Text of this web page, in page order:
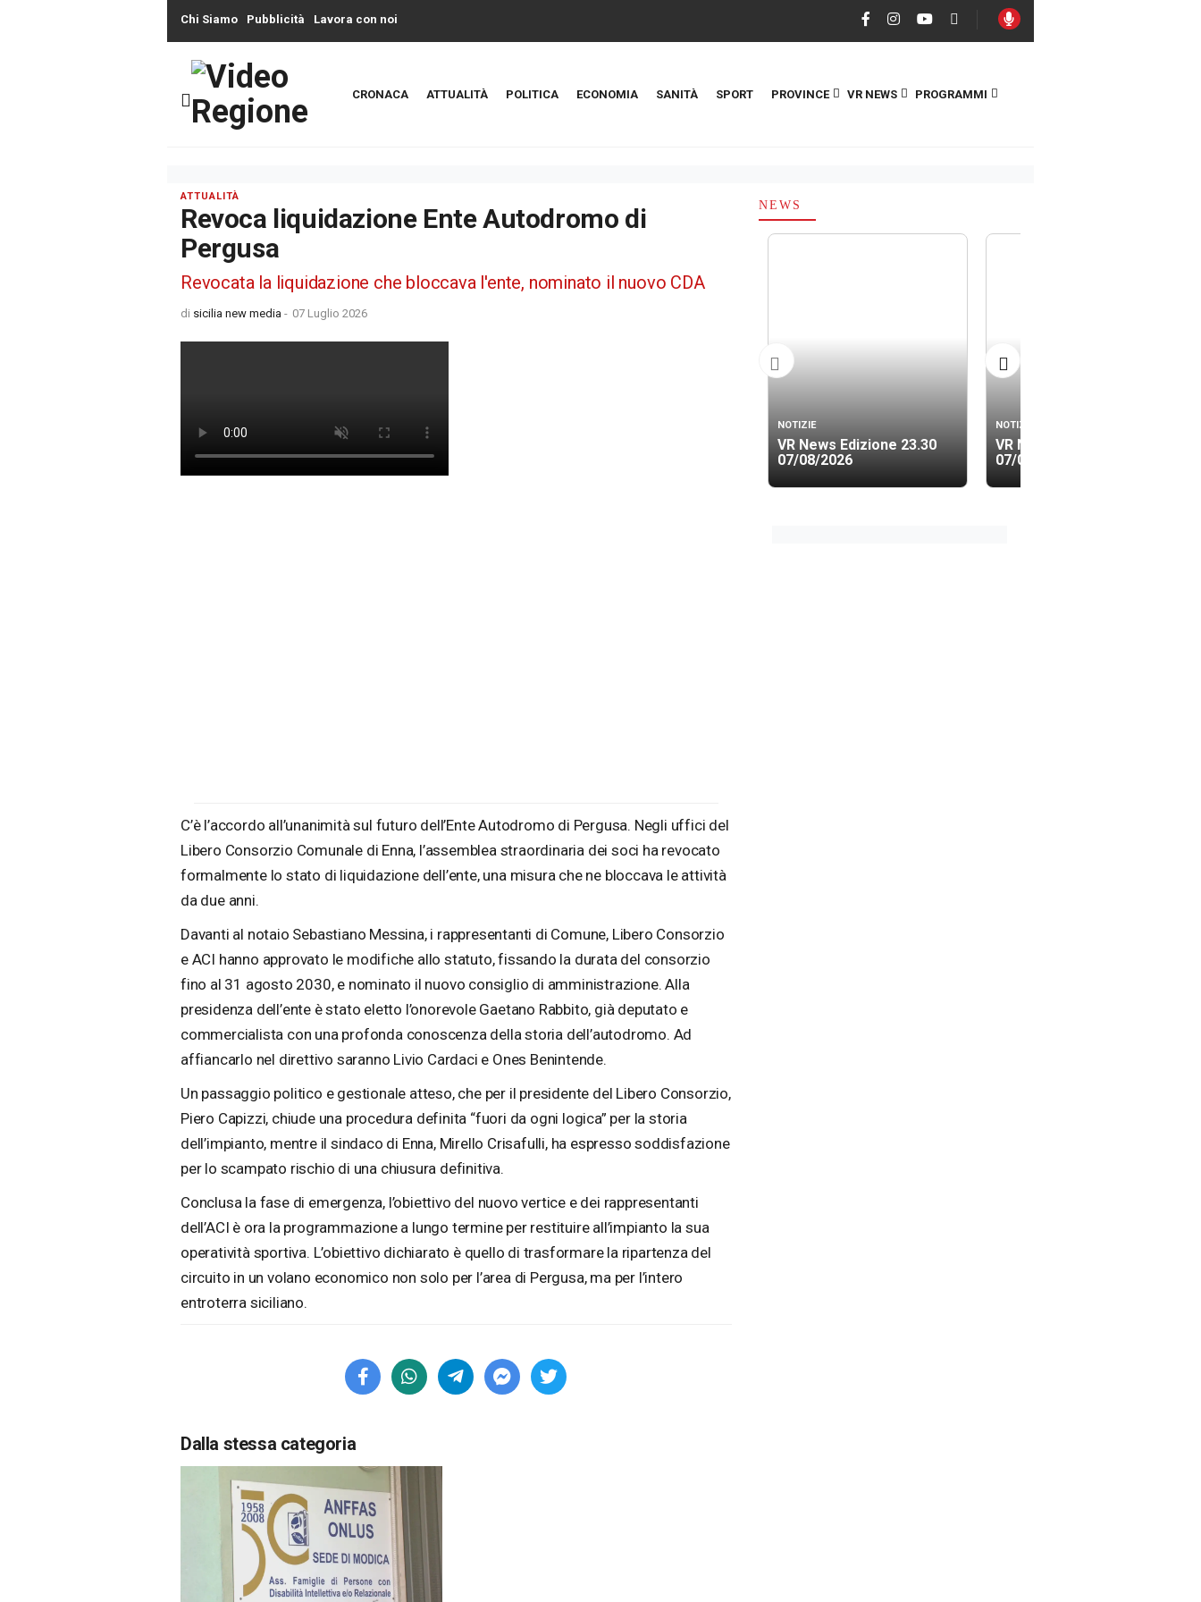
Chi Siamo Pubblicità Lavora con noi
CRONACA ATTUALITÀ POLITICA ECONOMIA SANITÀ SPORT PROVINCE VR NEWS PROGRAMMI
ATTUALITÀ
Revoca liquidazione Ente Autodromo di
Pergusa
Revocata la liquidazione che bloccava l'ente, nominato il nuovo CDA
di sicilia new media - 07 Luglio 2026
C’è l’accordo all’unanimità sul futuro dell’Ente Autodromo di Pergusa. Negli uffici del
Libero Consorzio Comunale di Enna, l’assemblea straordinaria dei soci ha revocato
formalmente lo stato di liquidazione dell’ente, una misura che ne bloccava le attività
da due anni.
Davanti al notaio Sebastiano Messina, i rappresentanti di Comune, Libero Consorzio
e ACI hanno approvato le modifiche allo statuto, fissando la durata del consorzio
fino al 31 agosto 2030, e nominato il nuovo consiglio di amministrazione. Alla
presidenza dell’ente è stato eletto l’onorevole Gaetano Rabbito, già deputato e
commercialista con una profonda conoscenza della storia dell’autodromo. Ad
affiancarlo nel direttivo saranno Livio Cardaci e Ones Benintende.
Un passaggio politico e gestionale atteso, che per il presidente del Libero Consorzio,
Piero Capizzi, chiude una procedura definita “fuori da ogni logica” per la storia
dell’impianto, mentre il sindaco di Enna, Mirello Crisafulli, ha espresso soddisfazione
per lo scampato rischio di una chiusura definitiva.
Conclusa la fase di emergenza, l’obiettivo del nuovo vertice e dei rappresentanti
dell’ACI è ora la programmazione a lungo termine per restituire all’impianto la sua
operatività sportiva. L’obiettivo dichiarato è quello di trasformare la ripartenza del
circuito in un volano economico non solo per l’area di Pergusa, ma per l’intero
entroterra siciliano.
Dalla stessa categoria
NEWS
NOTIZIE
VR News Edizione 23.30
07/08/2026
NOTIZIE
VR News Edizione 19.40
07/08/2026